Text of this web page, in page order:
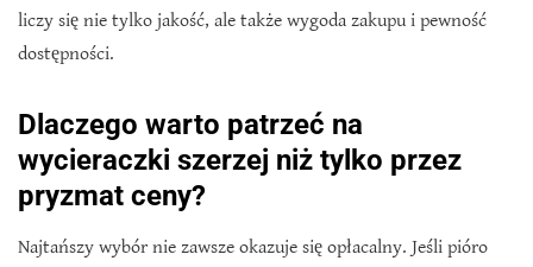
liczy się nie tylko jakość, ale także wygoda zakupu i pewność
dostępności.
Dlaczego warto patrzeć na
wycieraczki szerzej niż tylko przez
pryzmat ceny?
Najtańszy wybór nie zawsze okazuje się opłacalny. Jeśli pióro